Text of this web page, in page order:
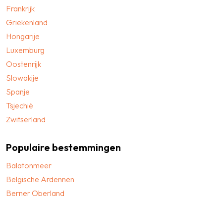
Frankrijk
Griekenland
Hongarije
Luxemburg
Oostenrijk
Slowakije
Spanje
Tsjechië
Zwitserland
Populaire bestemmingen
Balatonmeer
Belgische Ardennen
Berner Oberland